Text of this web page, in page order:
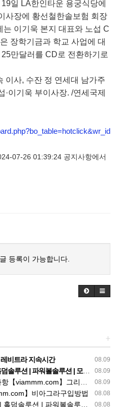
19일 LA한인타운 용궁식당에
사장에 황선철한솔보험 회장
는 이기욱 본지 대표와 노섭 C
장학기금과 학교 사업에 대
25만달러를 CD 로 전환하기로
이사, 수잔 정 연세대 남가주
·이기욱 부이사장. /연세국제
07-26 01:39:24 공지사항에서
등록이 가능합니다.
+
08.09
비트라 지속시간
08.09
션 | 파워볼솔루션 | 모아솔루션
08.09
】그리고 어떻게 받을 수 있는가
08.08
】비아그라구입방법
08.08
션 | 파워볼솔루션 | 모아솔루션